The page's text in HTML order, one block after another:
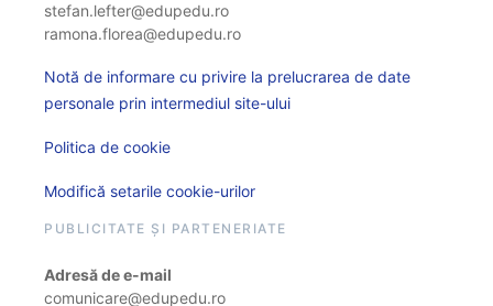
stefan.lefter@edupedu.ro
ramona.florea@edupedu.ro
Notă de informare cu privire la prelucrarea de date
personale prin intermediul site-ului
Politica de cookie
Modifică setarile cookie-urilor
PUBLICITATE ȘI PARTENERIATE
Adresă de e-mail
comunicare@edupedu.ro